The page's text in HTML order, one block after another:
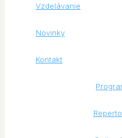
Vzdelávanie
Novinky
Kontakt